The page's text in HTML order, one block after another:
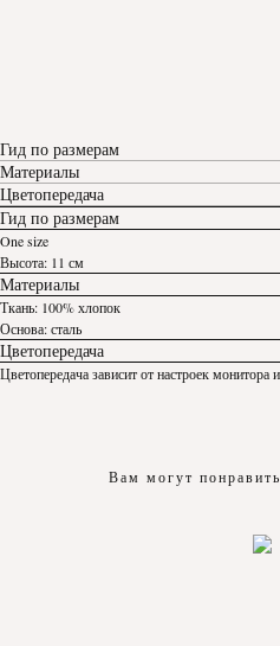
Гид по размерам
Материалы
Цветопередача
Гид по размерам
One size
Высота: 11 см
Материалы
Ткань: 100% хлопок
Основа: сталь
Цветопередача
Цветопередача зависит от настроек монитора
Вам могут